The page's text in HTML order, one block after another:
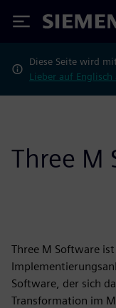
Siemens
Diese Seite wird
Lieber auf Englisch
Three M
Three M Software
Software, der sich
Transformation im